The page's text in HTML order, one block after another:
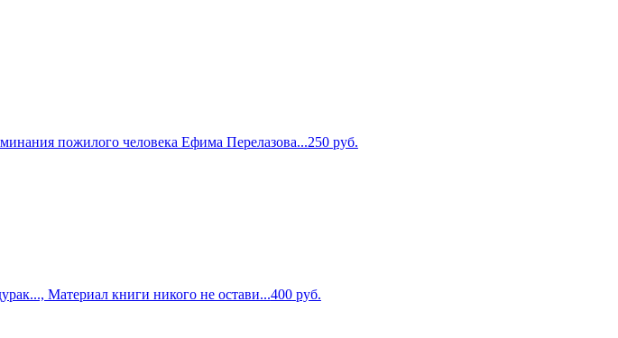
пожилого человека Ефима Перелазова...250 руб.
Материал книги никого не остави...400 руб.